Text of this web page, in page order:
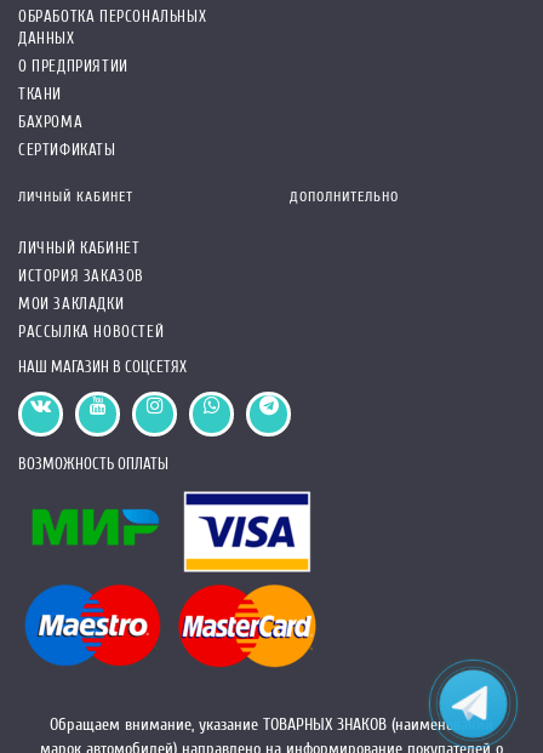
ОБРАБОТКА ПЕРСОНАЛЬНЫХ
ДАННЫХ
О ПРЕДПРИЯТИИ
ТКАНИ
БАХРОМА
СЕРТИФИКАТЫ
ЛИЧНЫЙ КАБИНЕТ
ЛИЧНЫЙ КАБИНЕТ
ИСТОРИЯ ЗАКАЗОВ
МОИ ЗАКЛАДКИ
РАССЫЛКА НОВОСТЕЙ
ДОПОЛНИТЕЛЬНО
НАШ МАГАЗИН В СОЦСЕТЯХ
ВОЗМОЖНОСТЬ ОПЛАТЫ
Обращаем внимание, указание ТОВАРНЫХ ЗНАКОВ (наименований